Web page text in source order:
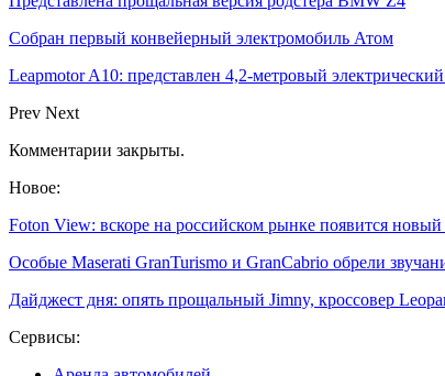
Собран первый конвейерный электромобиль Атом
Leapmotor A10: представлен 4,2-метровый
Prev Next
Комментарии закрыты.
Новое:
Foton View: вскоре на российском рынке появится
Особые Maserati GranTurismo и GranCabrio обрели
Дайджест дня: опять прощальный Jimny, кроссовер
Сервисы: